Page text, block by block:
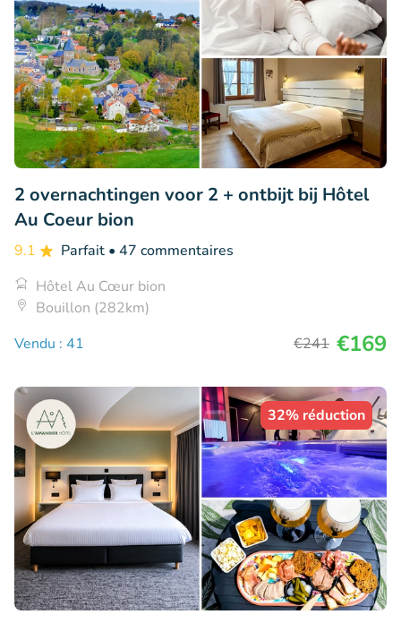
2 overnachtingen voor 2 + ontbijt bij Hôtel
Au Coeur bion
9.1 Parfait • 47 commentaires
Hôtel Au Cœur bion
Bouillon (282km)
Vendu : 41
€241 €169
32% réduction